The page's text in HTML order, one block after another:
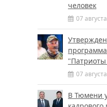
человек
07
07
В Тюмени